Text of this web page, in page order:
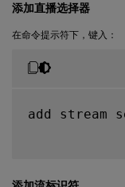
添加直播选择器
在命令提示符下，键入：
add